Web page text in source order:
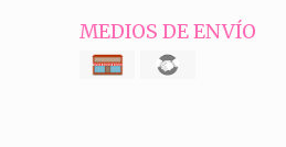
MEDIOS DE ENVÍO